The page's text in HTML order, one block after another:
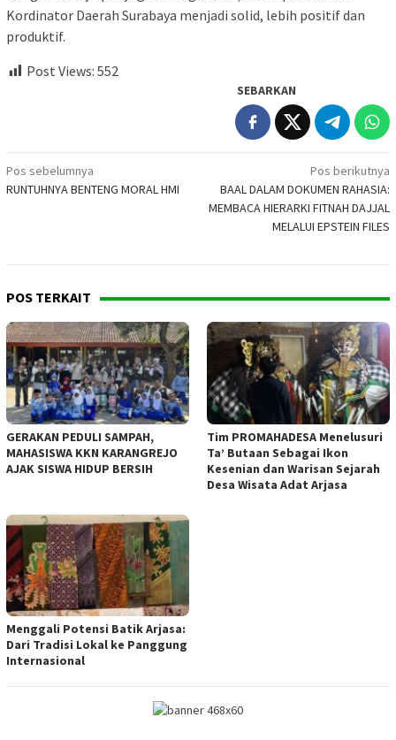
Kordinator Daerah Surabaya menjadi solid, lebih positif dan
produktif.
Post Views: 552
SEBARKAN
Navigasi
pos
Pos sebelumnya
RUNTUHNYA BENTENG MORAL HMI
Pos berikutnya
BAAL DALAM DOKUMEN RAHASIA:
MEMBACA HIERARKI FITNAH DAJJAL
MELALUI EPSTEIN FILES
POS TERKAIT
GERAKAN PEDULI SAMPAH,
MAHASISWA KKN KARANGREJO
AJAK SISWA HIDUP BERSIH
Tim PROMAHADESA Menelusuri
Ta’ Butaan Sebagai Ikon
Kesenian dan Warisan Sejarah
Desa Wisata Adat Arjasa
Menggali Potensi Batik Arjasa:
Dari Tradisi Lokal ke Panggung
Internasional